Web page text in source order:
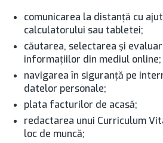
comunicarea la distanță cu
calculatorului sau tabletei;
căutarea, selectarea și
informațiilor din mediul online;
navigarea în siguranță pe
datelor personale;
plata facturilor de acasă;
redactarea unui Curriculum
loc de muncă;